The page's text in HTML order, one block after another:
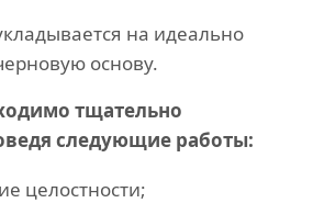
на идеально
основу.
тщательно
следующие работы:
целостности;